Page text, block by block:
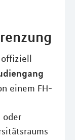
einem FH-
oder